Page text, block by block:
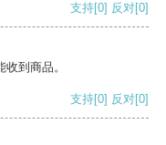
支持[0] 反对[0]
到商品。
支持[0] 反对[0]